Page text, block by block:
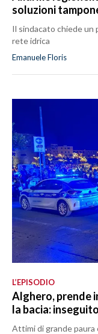
soluzioni
Il sindacato chiede un
rete idrica
Emanuele Floris
L’EPISODIO
Alghero, prende
la bacia:
Attimi di grande paura